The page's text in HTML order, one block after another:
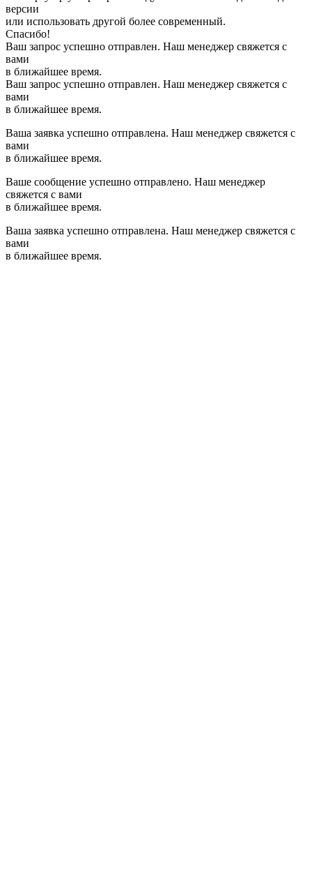
версии
или использовать другой более современный.
Спасибо!
Ваш запрос успешно отправлен. Наш менеджер свяжется с
вами
в ближайшее время.
Ваш запрос успешно отправлен. Наш менеджер свяжется с
вами
в ближайшее время.
Ваша заявка успешно отправлена. Наш менеджер свяжется с
вами
в ближайшее время.
Ваше сообщение успешно отправлено. Наш менеджер
свяжется с вами
в ближайшее время.
Ваша заявка успешно отправлена. Наш менеджер свяжется с
вами
в ближайшее время.